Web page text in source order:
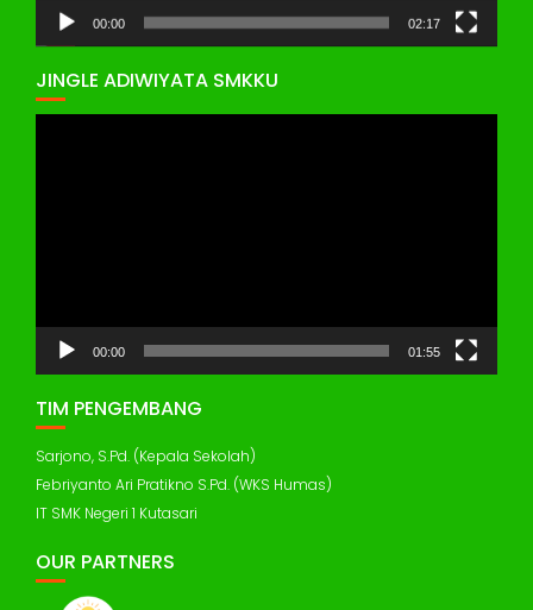
00:00 02:17
JINGLE ADIWIYATA SMKKU
00:00 01:55
TIM PENGEMBANG
Sarjono, S.Pd. (Kepala Sekolah)
Febriyanto Ari Pratikno S.Pd. (WKS Humas)
IT SMK Negeri 1 Kutasari
OUR PARTNERS